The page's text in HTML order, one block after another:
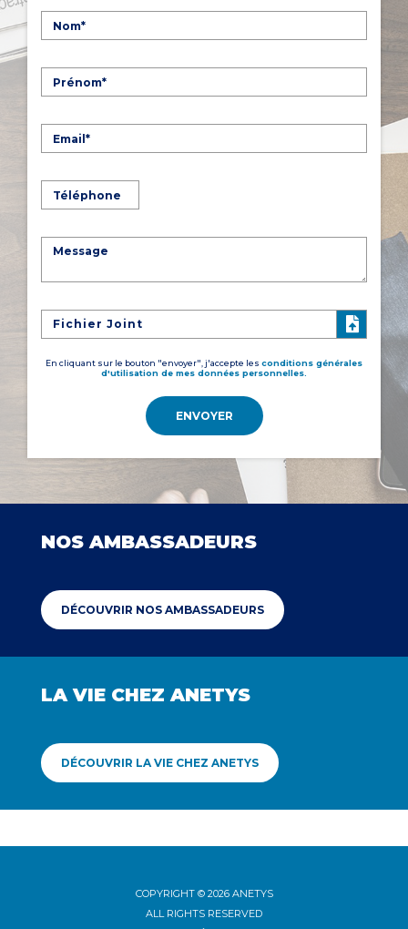
Fichier Joint
En cliquant sur le bouton "envoyer", j'accepte les conditions générales
d'utilisation de mes données personnelles.
ENVOYER
NOS AMBASSADEURS
DÉCOUVRIR NOS AMBASSADEURS
LA VIE CHEZ ANETYS
DÉCOUVRIR LA VIE CHEZ ANETYS
COPYRIGHT © 2026 ANETYS
ALL RIGHTS RESERVED